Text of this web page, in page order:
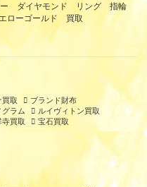
ダイヤモンド リング 指輪
ローゴールド 買取
買取
ブランド財布
グラム
ルイヴィトン買取
寺買取 宝石買取